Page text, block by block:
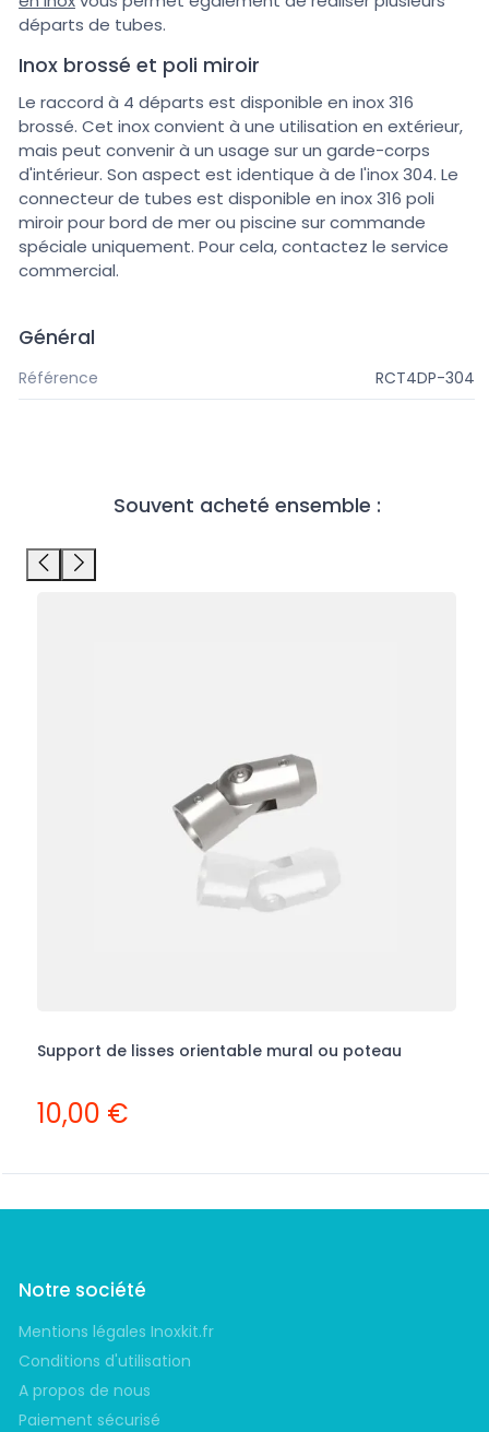
départs de tubes.
Inox brossé et poli miroir
Le raccord à 4 départs est disponible en inox 316
brossé. Cet inox convient à une utilisation en extérieur,
mais peut convenir à un usage sur un garde-corps
d'intérieur. Son aspect est identique à de l'inox 304. Le
connecteur de tubes est disponible en inox 316 poli
miroir pour bord de mer ou piscine sur commande
spéciale uniquement. Pour cela, contactez le service
commercial.
Général
Référence RCT4DP-304
Souvent acheté ensemble :
Support de lisses orientable mural ou poteau
10,00 €
Notre société
Mentions légales Inoxkit.fr
Conditions d'utilisation
A propos de nous
Paiement sécurisé